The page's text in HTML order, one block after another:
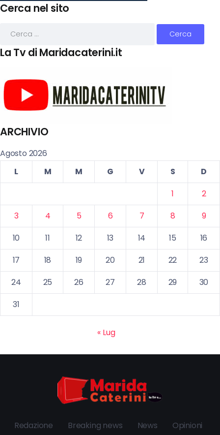
Cerca nel sito
La Tv di Maridacaterini.it
ARCHIVIO
Agosto 2026
L
M M G V S
D
1
2
3
4 5 6 7 8
9
10
11 12 13 14 15
16
17
18 19 20 21 22
23
24
25 26 27 28 29
30
31
« Lug
Redazione Breaking news News Opinioni